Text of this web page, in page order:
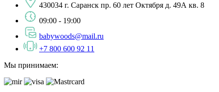
430034 г. Саранск пр. 60 лет Октября д. 49А кв. 8
09:00 - 19:00
babywoods@mail.ru
+7 800 600 92 11
Мы принимаем: